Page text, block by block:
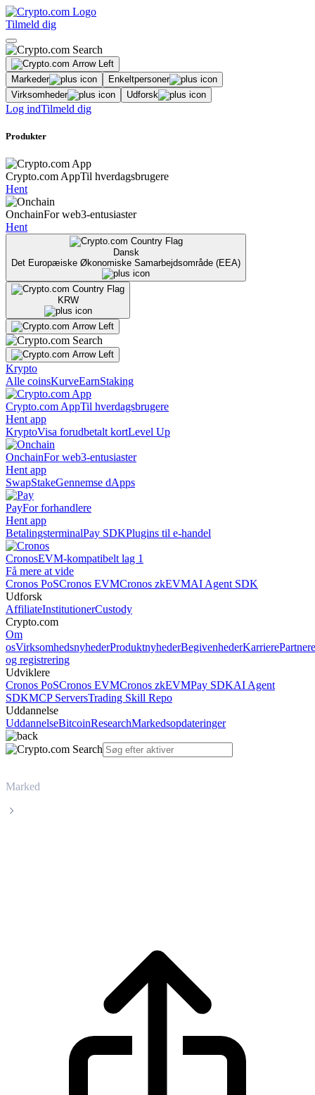
Tilmeld dig
Markeder
Enkeltpersoner
Virksomheder
Udforsk
Log indTilmeld dig
Produkter
Crypto.com AppTil hverdagsbrugere
Hent
OnchainFor web3-entusiaster
Hent
Dansk
Det Europæiske Økonomiske Samarbejdsområde (EEA)
KRW
Krypto
Alle coinsKurveEarnStaking
Crypto.com AppTil hverdagsbrugere
Hent app
KryptoVisa forudbetalt kortLevel Up
OnchainFor web3-entusiaster
Hent app
SwapStakeGennemse dApps
PayFor forhandlere
Hent app
BetalingsterminalPay SDKPlugins til e-handel
CronosEVM-kompatibelt lag 1
Få mere at vide
Cronos PoSCronos EVMCronos zkEVMAI Agent SDK
Udforsk
AffiliateInstitutionerCustody
Crypto.com
Om
osVirksomhedsnyhederProduktnyhederBegivenhederKarrierePartnere
og registrering
Udviklere
Cronos PoSCronos EVMCronos zkEVMPay SDKAI Agent
SDKMCP ServersTrading Skill Repo
Uddannelse
UddannelseBitcoinResearchMarkedsopdateringer
Marked